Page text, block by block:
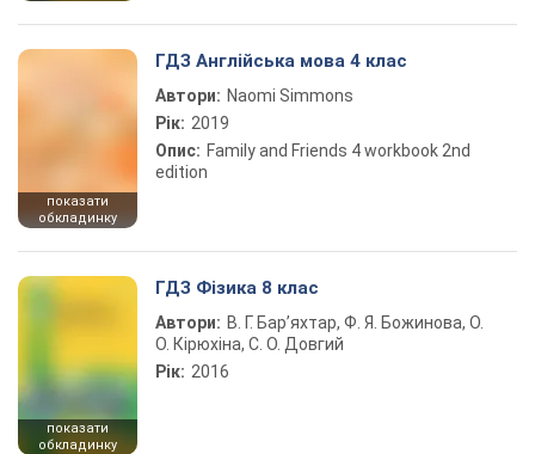
показати
обкладинку
ГДЗ Англійська мова 4 клас
Автори: Naomi Simmons
Рік: 2019
Опис: Family and Friends 4 workbook 2nd
edition
показати
обкладинку
ГДЗ Фізика 8 клас
Автори: В. Г. Бар’яхтар, Ф. Я. Божинова, О.
О. Кірюхіна, С. О. Довгий
Рік: 2016